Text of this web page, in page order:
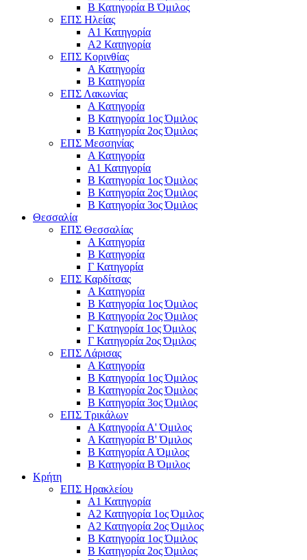
Β Κατηγορία Β Όμιλος
ΕΠΣ Ηλείας
Α1 Κατηγορία
Α2 Κατηγορία
ΕΠΣ Κορινθίας
Α Κατηγορία
Β Κατηγορία
ΕΠΣ Λακωνίας
Α Κατηγορία
Β Κατηγορία 1ος Όμιλος
Β Κατηγορία 2ος Όμιλος
ΕΠΣ Μεσσηνίας
Α Κατηγορία
Α1 Κατηγορία
Β Κατηγορία 1ος Όμιλος
Β Κατηγορία 2ος Όμιλος
Β Κατηγορία 3ος Όμιλος
Θεσσαλία
ΕΠΣ Θεσσαλίας
Α Κατηγορία
Β Κατηγορία
Γ Κατηγορία
ΕΠΣ Καρδίτσας
Α Κατηγορία
Β Κατηγορία 1ος Όμιλος
Β Κατηγορία 2ος Όμιλος
Γ Κατηγορία 1ος Όμιλος
Γ Κατηγορία 2ος Όμιλος
ΕΠΣ Λάρισας
Α Κατηγορία
Β Κατηγορία 1ος Όμιλος
Β Κατηγορία 2ος Όμιλος
Β Κατηγορία 3ος Όμιλος
ΕΠΣ Τρικάλων
Α Κατηγορία Α' Όμιλος
Α Κατηγορία Β' Όμιλος
Β Κατηγορία Α Όμιλος
Β Κατηγορία Β Όμιλος
Κρήτη
ΕΠΣ Ηρακλείου
Α1 Κατηγορία
Α2 Κατηγορία 1ος Όμιλος
Α2 Κατηγορία 2ος Όμιλος
Β Κατηγορία 1ος Όμιλος
Β Κατηγορία 2ος Όμιλος